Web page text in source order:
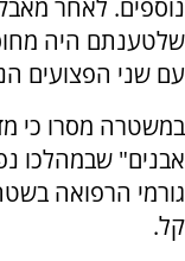
נוספים. לאחר
שלטענתם היה
עם שני הפצועים
במשטרה מסרו כי
אבנים" שבמהלכו
גורמי הרפואה
קל.